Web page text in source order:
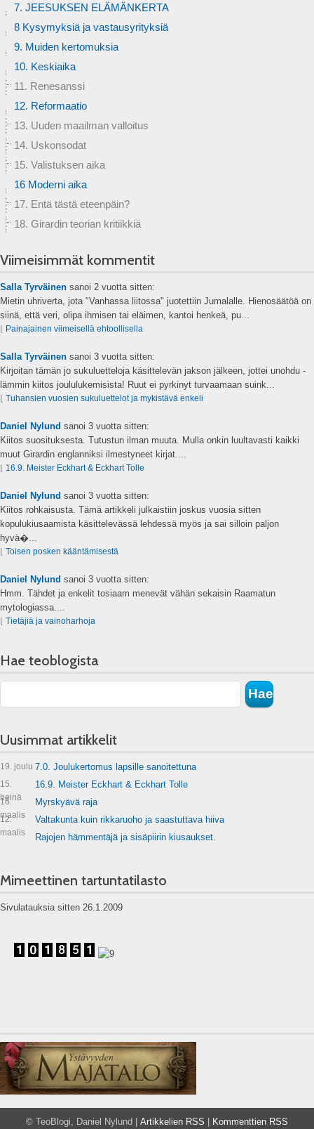
7. JEESUKSEN ELÄMÄNKERTA
8 Kysymyksiä ja vastausyrityksiä
9. Muiden kertomuksia
10. Keskiaika
11. Renesanssi
12. Reformaatio
13. Uuden maailman valloitus
14. Uskonsodat
15. Valistuksen aika
16 Moderni aika
17. Entä tästä eteenpäin?
18. Girardin teorian kritiikkiä
Viimeisimmät kommentit
Salla Tyrväinen sanoi 2 vuotta sitten:
Mietin uhriverta, jota "Vanhassa liitossa" juotettiin Jumalalle. Hienosäätöä on
siinä, että veri, olipa ihmisen tai eläimen, kantoi henkeä, pu...
⌊ Painajainen viimeisellä ehtoollisella
Salla Tyrväinen sanoi 3 vuotta sitten:
Kirjoitan tämän jo sukuluetteloja käsittelevän jakson jälkeen, jottei unohdu -
lämmin kiitos joululukemisista! Ruut ei pyrkinyt turvaamaan suink...
⌊ Tuhansien vuosien sukuluettelot ja mykistävä enkeli
Daniel Nylund sanoi 3 vuotta sitten:
Kiitos suosituksesta. Tutustun ilman muuta. Mulla onkin luultavasti kaikki
muut Girardin englanniksi ilmestyneet kirjat....
⌊ 16.9. Meister Eckhart & Eckhart Tolle
Daniel Nylund sanoi 3 vuotta sitten:
Kiitos rohkaisusta. Tämä artikkeli julkaistiin joskus vuosia sitten
kopulukiusaamista käsittelevässä lehdessä myös ja sai silloin paljon
hyvä�...
⌊ Toisen posken kääntämisestä
Daniel Nylund sanoi 3 vuotta sitten:
Hmm. Tähdet ja enkelit tosiaam menevät vähän sekaisin Raamatun
mytologiassa....
⌊ Tietäjiä ja vainoharhoja
Hae teoblogista
Uusimmat artikkelit
19. joulu 7.0. Joulukertomus lapsille sanoitettuna
15.
heinä
16.9. Meister Eckhart & Eckhart Tolle
16.
maalis
Myrskyävä raja
12.
maalis
Valtakunta kuin rikkaruoho ja saastuttava hiiva
Rajojen hämmentäjä ja sisäpiirin kiusaukset.
Mimeettinen tartuntatilasto
Sivulatauksia sitten 26.1.2009
© TeoBlogi, Daniel Nylund | Artikkelien RSS Kommenttien RSS